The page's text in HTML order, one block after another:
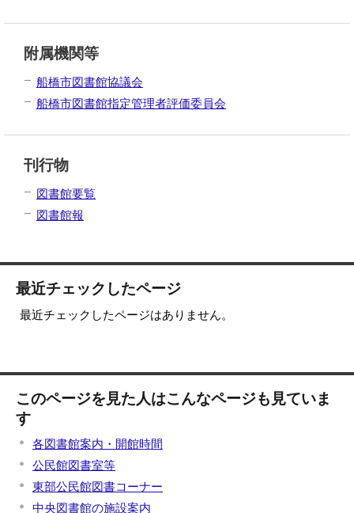
附属機関等
船橋市図書館協議会
船橋市図書館指定管理者評価委員会
刊行物
図書館要覧
図書館報
最近チェックしたページ
最近チェックしたページはありません。
このページを見た人はこんなページも見ていま
す
各図書館案内・開館時間
公民館図書室等
東部公民館図書コーナー
中央図書館の施設案内